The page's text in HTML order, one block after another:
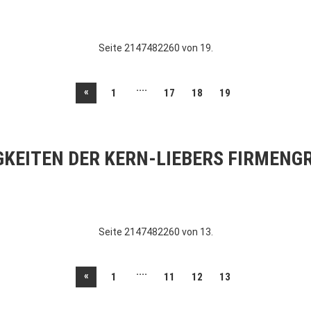
Seite 2147482260 von 19.
« 1 .... 17 18 19
DER KERN-LIEBERS
Seite 2147482260 von 13.
« 1 .... 11 12 13